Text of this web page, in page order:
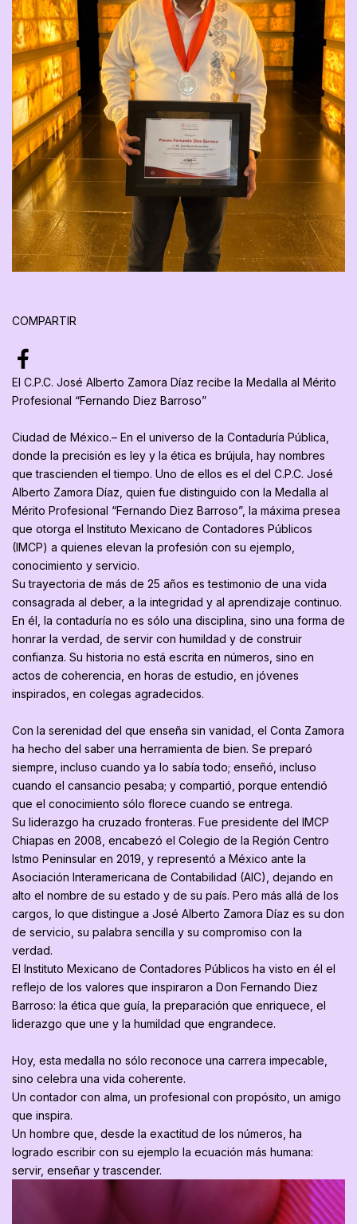
COMPARTIR
El C.P.C. José Alberto Zamora Díaz recibe la Medalla al Mérito
Profesional “Fernando Diez Barroso”
Ciudad de México.– En el universo de la Contaduría Pública,
donde la precisión es ley y la ética es brújula, hay nombres
que trascienden el tiempo. Uno de ellos es el del C.P.C. José
Alberto Zamora Díaz, quien fue distinguido con la Medalla al
Mérito Profesional “Fernando Diez Barroso”, la máxima presea
que otorga el Instituto Mexicano de Contadores Públicos
(IMCP) a quienes elevan la profesión con su ejemplo,
conocimiento y servicio.
Su trayectoria de más de 25 años es testimonio de una vida
consagrada al deber, a la integridad y al aprendizaje continuo.
En él, la contaduría no es sólo una disciplina, sino una forma de
honrar la verdad, de servir con humildad y de construir
confianza. Su historia no está escrita en números, sino en
actos de coherencia, en horas de estudio, en jóvenes
inspirados, en colegas agradecidos.
Con la serenidad del que enseña sin vanidad, el Conta Zamora
ha hecho del saber una herramienta de bien. Se preparó
siempre, incluso cuando ya lo sabía todo; enseñó, incluso
cuando el cansancio pesaba; y compartió, porque entendió
que el conocimiento sólo florece cuando se entrega.
Su liderazgo ha cruzado fronteras. Fue presidente del IMCP
Chiapas en 2008, encabezó el Colegio de la Región Centro
Istmo Peninsular en 2019, y representó a México ante la
Asociación Interamericana de Contabilidad (AIC), dejando en
alto el nombre de su estado y de su país. Pero más allá de los
cargos, lo que distingue a José Alberto Zamora Díaz es su don
de servicio, su palabra sencilla y su compromiso con la
verdad.
El Instituto Mexicano de Contadores Públicos ha visto en él el
reflejo de los valores que inspiraron a Don Fernando Diez
Barroso: la ética que guía, la preparación que enriquece, el
liderazgo que une y la humildad que engrandece.
Hoy, esta medalla no sólo reconoce una carrera impecable,
sino celebra una vida coherente.
Un contador con alma, un profesional con propósito, un amigo
que inspira.
Un hombre que, desde la exactitud de los números, ha
logrado escribir con su ejemplo la ecuación más humana:
servir, enseñar y trascender.